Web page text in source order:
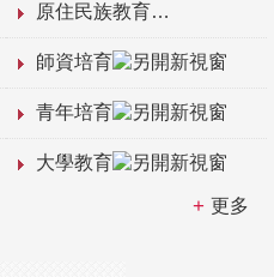
原住民族教育
師資培育
青年培育
大學教育
更多